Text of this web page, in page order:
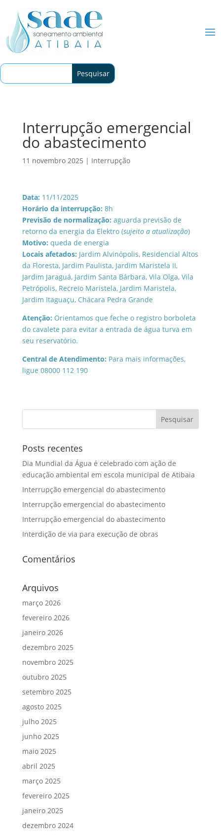
Interrupção emergencial
do abastecimento
11 novembro 2025 | Interrupção
Data: 11/11/2025
Horário da interrupção: 8h
Previsão de normalização: aguarda previsão de
retorno da energia da Elektro (sujeito a atualização)
Motivo: queda de energia
Locais afetados: Jardim Alvinópolis, Residencial Altos
da Floresta, Jardim Paulista, Jardim Maristela II,
Jardim Jaraguá, Jardim Santa Bárbara, Vila Olga, Vila
Petrópolis, Recreio Maristela, Jardim Maristela,
Jardim Itaguaçu, Chácara Pedra Grande
Atenção: Orientamos que feche o registro borboleta
do cavalete para evitar a entrada de água turva em
seu reservatório.
Central de Atendimento: Para mais informações,
ligue 08000 112 190
Posts recentes
Dia Mundial da Água é celebrado com ação de
educação ambiental em escola municipal de Atibaia
Interrupção emergencial do abastecimento
Interrupção emergencial do abastecimento
Interrupção emergencial do abastecimento
Interdição de via para execução de obras
Comentários
Arquivos
março 2026
fevereiro 2026
janeiro 2026
dezembro 2025
novembro 2025
outubro 2025
setembro 2025
agosto 2025
julho 2025
junho 2025
maio 2025
abril 2025
março 2025
fevereiro 2025
janeiro 2025
dezembro 2024